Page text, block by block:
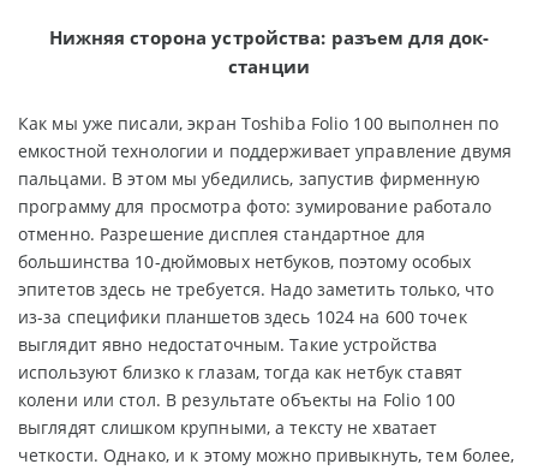
Нижняя сторона устройства: разъем для док-
станции
Как мы уже писали, экран Toshiba Folio 100 выполнен по
емкостной технологии и поддерживает управление двумя
пальцами. В этом мы убедились, запустив фирменную
программу для просмотра фото: зумирование работало
отменно. Разрешение дисплея стандартное для
большинства 10-дюймовых нетбуков, поэтому особых
эпитетов здесь не требуется. Надо заметить только, что
из-за специфики планшетов здесь 1024 на 600 точек
выглядит явно недостаточным. Такие устройства
используют близко к глазам, тогда как нетбук ставят
колени или стол. В результате объекты на Folio 100
выглядят слишком крупными, а тексту не хватает
четкости. Однако, и к этому можно привыкнуть, тем более,